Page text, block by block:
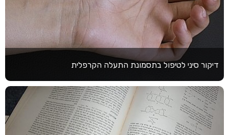
דיקור סיני לטיפול בתסמונת התעלה הקרפלית